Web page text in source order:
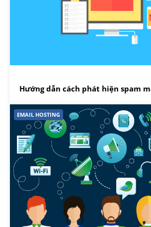
Hướng dẫn cách phát hiện spam
EMAIL HOSTING